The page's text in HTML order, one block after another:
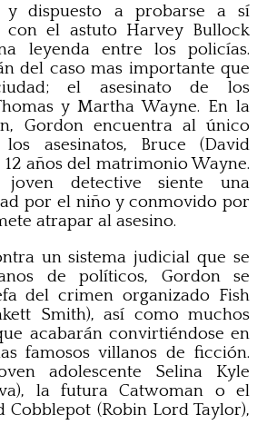
y dispuesto a probarse a sí
con el astuto Harvey Bullock
leyenda entre los policías.
del caso mas importante que
el asesinato de los
y Martha Wayne. En la
Gordon encuentra al único
asesinatos, Bruce (David
años del matrimonio Wayne.
joven detective siente una
por el niño y conmovido por
atrapar al asesino.
un sistema judicial que se
de políticos, Gordon se
del crimen organizado Fish
Smith), así como muchos
acabarán convirtiéndose en
famosos villanos de ficción.
adolescente Selina Kyle
la futura Catwoman o el
Cobblepot (Robin Lord Taylor),